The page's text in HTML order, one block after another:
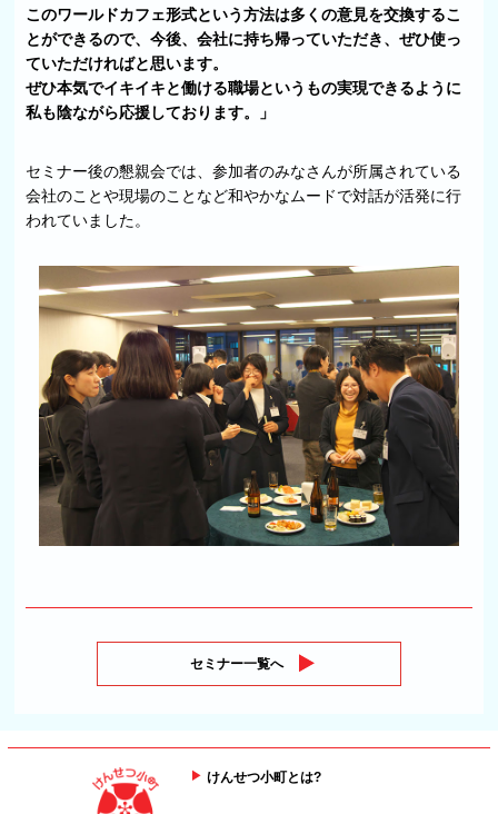
このワールドカフェ形式という方法は多くの意見を交換するこ
とができるので、今後、会社に持ち帰っていただき、ぜひ使っ
ていただければと思います。
ぜひ本気でイキイキと働ける職場というもの実現できるように
私も陰ながら応援しております。」
セミナー後の懇親会では、参加者のみなさんが所属されている
会社のことや現場のことなど和やかなムードで対話が活発に行
われていました。
セミナー一覧へ
けんせつ小町とは?